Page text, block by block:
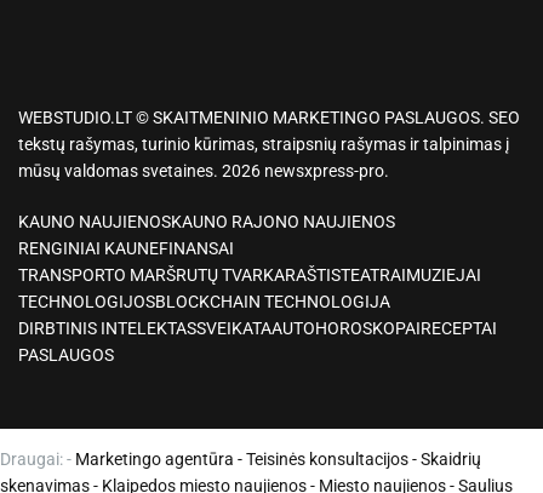
WEBSTUDIO.LT © SKAITMENINIO MARKETINGO PASLAUGOS. SEO
tekstų rašymas, turinio kūrimas, straipsnių rašymas ir talpinimas į
mūsų valdomas svetaines. 2026 newsxpress-pro.
KAUNO NAUJIENOSKAUNO RAJONO NAUJIENOS
RENGINIAI KAUNEFINANSAI
TRANSPORTO MARŠRUTŲ TVARKARAŠTISTEATRAIMUZIEJAI
TECHNOLOGIJOSBLOCKCHAIN TECHNOLOGIJA
DIRBTINIS INTELEKTASSVEIKATAAUTOHOROSKOPAIRECEPTAI
PASLAUGOS
Draugai: - Marketingo agentūra -Teisinės konsultacijos-Skaidrių
skenavimas- Klaipedos miesto naujienos- Miesto naujienos-Saulius